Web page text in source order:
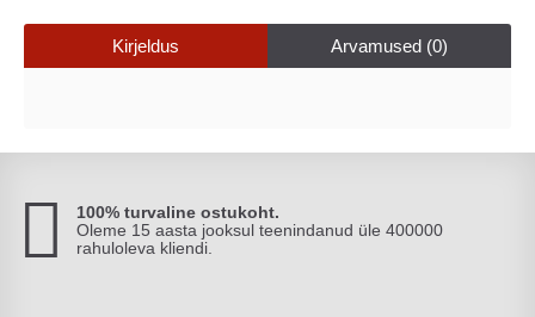
Kirjeldus Arvamused (0)
100% turvaline ostukoht.
Oleme 15 aasta jooksul teenindanud üle 400000
rahuloleva kliendi.